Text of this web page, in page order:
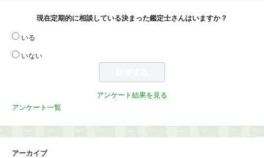
現在定期的に相談している決まった鑑定士さんはいますか？
いる
いない
アンケート結果を見る
アンケート一覧
アーカイブ